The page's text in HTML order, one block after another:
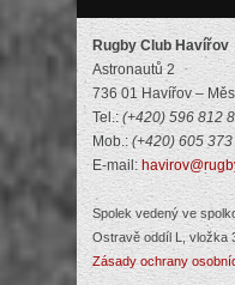
Rugby Club Havířov
Astronautů 2
736 01 Havířov –
Tel.:(+420) 596 812
Mob.: (+420) 605
E-mail:
Spolek vedený ve
Ostravě oddíl L, vložka
Zásady ochrany